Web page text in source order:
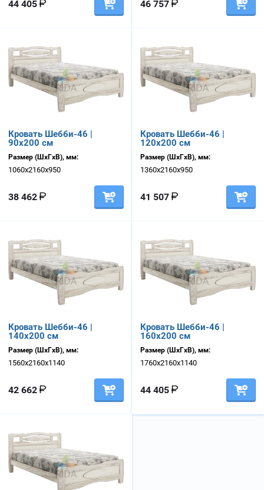
44 405 46 757
Кровать Шебби-46 |
90х200 см
Размер (ШхГхВ), мм:
1060х2160х950
38 462
Кровать Шебби-46 |
120х200 см
Размер (ШхГхВ), мм:
1360х2160х950
41 507
Кровать Шебби-46 |
140х200 см
Размер (ШхГхВ), мм:
1560х2160х1140
42 662
Кровать Шебби-46 |
160х200 см
Размер (ШхГхВ), мм:
1760х2160х1140
44 405